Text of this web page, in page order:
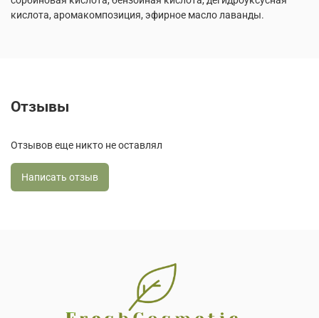
кислота, аромакомпозиция, эфирное масло лаванды.
Отзывы
Отзывов еще никто не оставлял
Написать отзыв